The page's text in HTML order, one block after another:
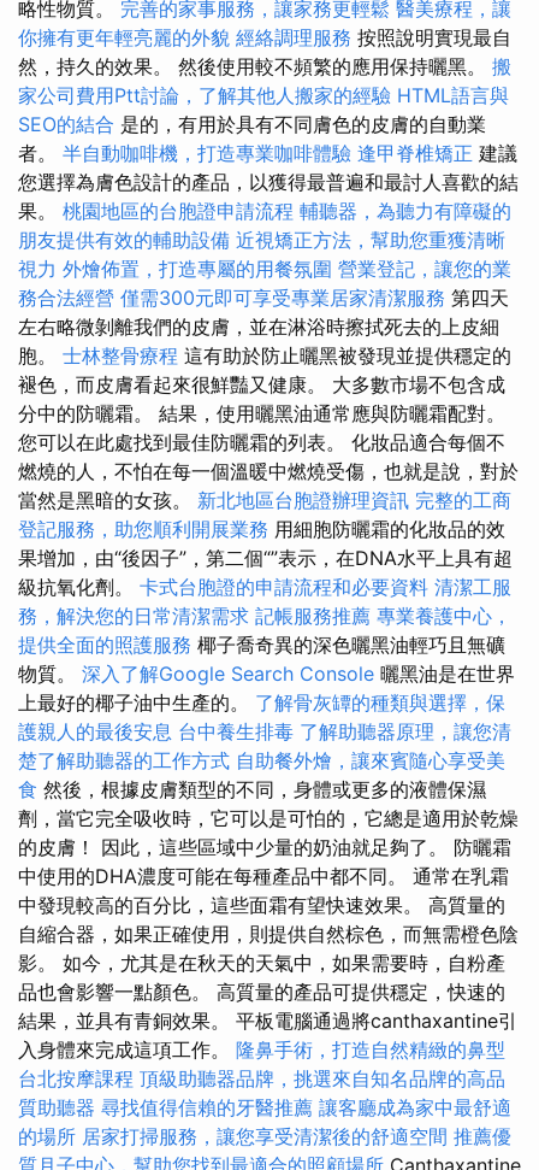
略性物質。 完善的家事服務，讓家務更輕鬆 醫美療程，讓
你擁有更年輕亮麗的外貌 經絡調理服務 按照說明實現最自
然，持久的效果。 然後使用較不頻繁的應用保持曬黑。 搬
家公司費用Ptt討論，了解其他人搬家的經驗 HTML語言與
SEO的結合 是的，有用於具有不同膚色的皮膚的自動業
者。 半自動咖啡機，打造專業咖啡體驗 逢甲脊椎矯正 建議
您選擇為膚色設計的產品，以獲得最普遍和最討人喜歡的結
果。 桃園地區的台胞證申請流程 輔聽器，為聽力有障礙的
朋友提供有效的輔助設備 近視矯正方法，幫助您重獲清晰
視力 外燴佈置，打造專屬的用餐氛圍 營業登記，讓您的業
務合法經營 僅需300元即可享受專業居家清潔服務 第四天
左右略微剝離我們的皮膚，並在淋浴時擦拭死去的上皮細
胞。 士林整骨療程 這有助於防止曬黑被發現並提供穩定的
褪色，而皮膚看起來很鮮豔又健康。 大多數市場不包含成
分中的防曬霜。 結果，使用曬黑油通常應與防曬霜配對。
您可以在此處找到最佳防曬霜的列表。 化妝品適合每個不
燃燒的人，不怕在每一個溫暖中燃燒受傷，也就是說，對於
當然是黑暗的女孩。 新北地區台胞證辦理資訊 完整的工商
登記服務，助您順利開展業務 用細胞防曬霜的化妝品的效
果增加，由“後因子”，第二個“”表示，在DNA水平上具有超
級抗氧化劑。 卡式台胞證的申請流程和必要資料 清潔工服
務，解決您的日常清潔需求 記帳服務推薦 專業養護中心，
提供全面的照護服務 椰子喬奇異的深色曬黑油輕巧且無礦
物質。 深入了解Google Search Console 曬黑油是在世界
上最好的椰子油中生產的。 了解骨灰罈的種類與選擇，保
護親人的最後安息 台中養生排毒 了解助聽器原理，讓您清
楚了解助聽器的工作方式 自助餐外燴，讓來賓隨心享受美
食 然後，根據皮膚類型的不同，身體或更多的液體保濕
劑，當它完全吸收時，它可以是可怕的，它總是適用於乾燥
的皮膚！ 因此，這些區域中少量的奶油就足夠了。 防曬霜
中使用的DHA濃度可能在每種產品中都不同。 通常在乳霜
中發現較高的百分比，這些面霜有望快速效果。 高質量的
自縮合器，如果正確使用，則提供自然棕色，而無需橙色陰
影。 如今，尤其是在秋天的天氣中，如果需要時，自粉產
品也會影響一點顏色。 高質量的產品可提供穩定，快速的
結果，並具有青銅效果。 平板電腦通過將canthaxantine引
入身體來完成這項工作。 隆鼻手術，打造自然精緻的鼻型
台北按摩課程 頂級助聽器品牌，挑選來自知名品牌的高品
質助聽器 尋找值得信賴的牙醫推薦 讓客廳成為家中最舒適
的場所 居家打掃服務，讓您享受清潔後的舒適空間 推薦優
質月子中心，幫助您找到最適合的照顧場所 Canthaxantine